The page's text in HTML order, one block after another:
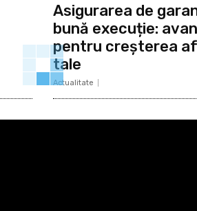
Asigurarea de
bună execuție:
pentru creșterea
tale
Actualitate